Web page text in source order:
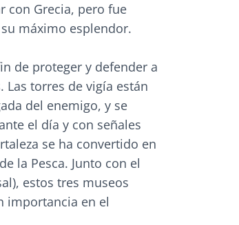
con Grecia, pero fue
máximo esplendor.
de proteger y defender a
torres de vigía están
del enemigo, y se
el día y con señales
se ha convertido en
la Pesca. Junto con el
estos tres museos
importancia en el